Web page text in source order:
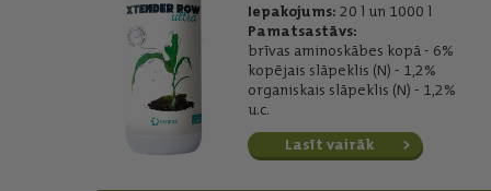
Iepakojums: 20 l un 1000 l
Pamatsastāvs:
brīvas aminoskābes kopā - 6%
kopējais slāpeklis (N) - 1,2%
organiskais slāpeklis (N) - 1,2%
u.c.
Lasīt vairāk